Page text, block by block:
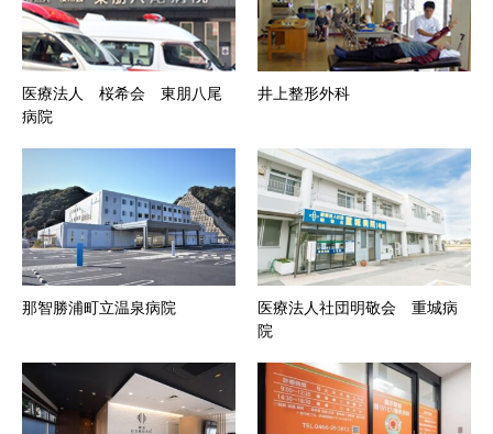
医療法人 桜希会 東朋八尾
病院
井上整形外科
那智勝浦町立温泉病院
医療法人社団明敬会 重城病
院